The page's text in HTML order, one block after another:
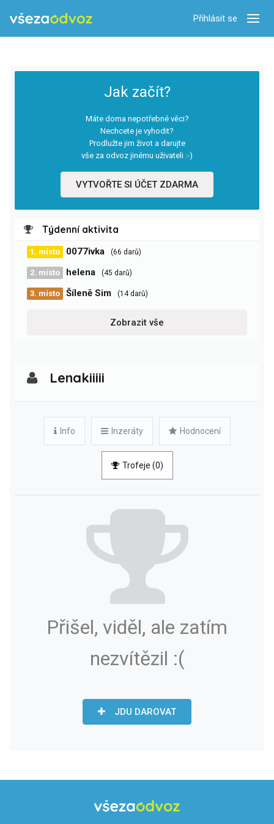
Přihlásit se
Jak začít?
Máte doma nepotřebné věci?
Nechcete je vyhodit?
Prodlužte jim život a darujte
vše za odvoz jinému uživateli :-)
VYTVOŘTE SI ÚČET ZDARMA
Týdenní aktivita
1. místo 0077ivka (66 darů)
2. místo helena (45 darů)
3. místo Šíleně Sim (14 darů)
Zobrazit vše
Lenakiiiii
Info Inzeráty Hodnocení
Trofeje (0)
Přišel, viděl, ale zatím
nezvítězil :(
JDU DAROVAT